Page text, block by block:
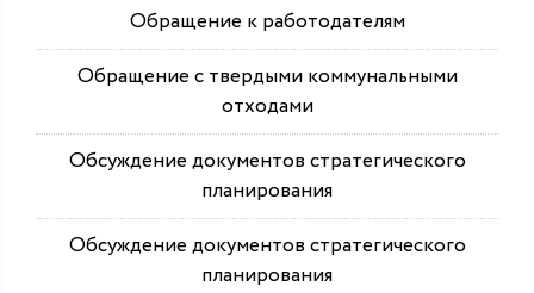
Обращение к работодателям
Обращение с твердыми коммунальными
отходами
Обсуждение документов стратегического
планирования
Обсуждение документов стратегического
планирования